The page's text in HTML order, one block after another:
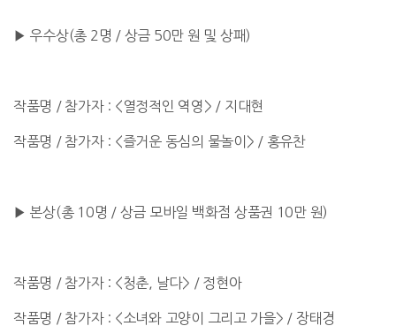
▶ 우수상(총 2명 / 상금 50만 원 및 상패)
작품명 / 참가자 : <열정적인 역영> / 지대현
작품명 / 참가자 : <즐거운 동심의 물놀이> / 홍유찬
▶ 본상(총 10명 / 상금 모바일 백화점 상품권 10만 원)
작품명 / 참가자 : <청춘, 날다> / 정현아
작품명 / 참가자 : <소녀와 고양이 그리고 가을> / 장태경